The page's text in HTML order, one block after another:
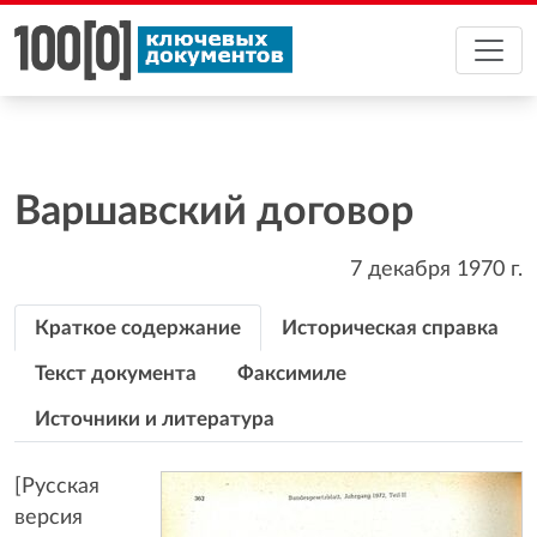
Варшавский договор
7 декабря 1970 г.
Краткое содержание Историческая справка
Текст документа Факсимиле
Источники и литература
[Русская
версия